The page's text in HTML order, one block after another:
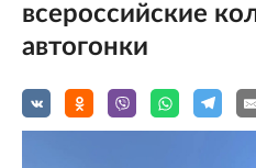
всероссийские
автогонки